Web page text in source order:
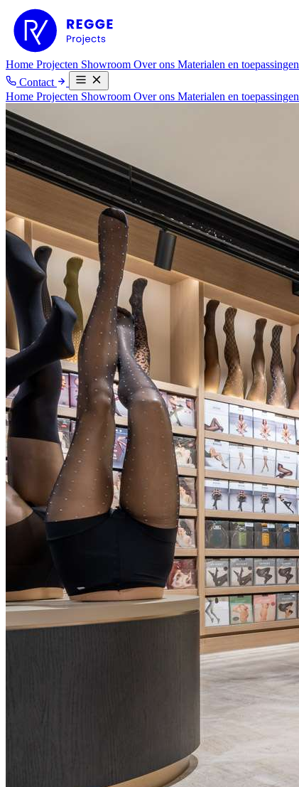
Home Projecten Showroom Over ons Materialen en toepassingen
Contact
Home Projecten Showroom Over ons Materialen en toepassingen